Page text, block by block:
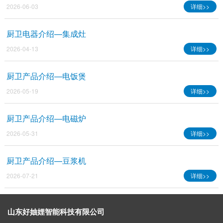
2026-06-03 详细>>
厨卫电器介绍—集成灶
2026-04-13 详细>>
厨卫产品介绍—电饭煲
2026-05-19 详细>>
厨卫产品介绍—电磁炉
2026-05-31 详细>>
厨卫产品介绍—豆浆机
2026-07-21 详细>>
山东好妯娌智能科技有限公司